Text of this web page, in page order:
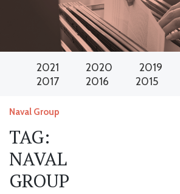
2021 2020 2019
2017
2016 2015
Naval Group
TAG:
NAVAL
GROUP